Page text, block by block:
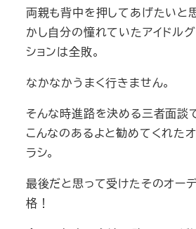
両親も背中を押してあげたいと
かし自分の憧れていたアイドル
ションは全敗。
なかなかうまく行きません。
そんな時進路を決める三者面談
こんなのあるよと勧めてくれた
ラシ。
最後だと思って受けたそのオー
格！